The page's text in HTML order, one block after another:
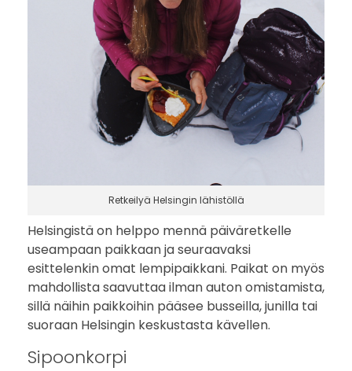
e
t
a
H
e
Retkeilyä Helsingin lähistöllä
Helsingistä on helppo mennä päiväretkelle
useampaan paikkaan ja seuraavaksi
esittelenkin omat lempipaikkani. Paikat on myös
mahdollista saavuttaa ilman auton omistamista,
sillä näihin paikkoihin pääsee busseilla, junilla tai
suoraan Helsingin keskustasta kävellen.
Sipoonkorpi